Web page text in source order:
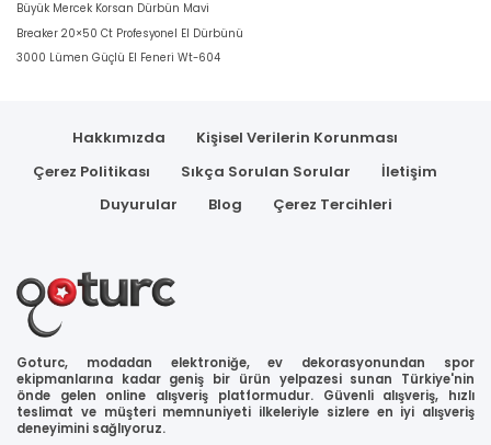
Büyük Mercek Korsan Dürbün Mavi
Breaker 20×50 Ct Profesyonel El Dürbünü
3000 Lümen Güçlü El Feneri Wt-604
Hakkımızda
Kişisel Verilerin Korunması
Çerez Politikası
Sıkça Sorulan Sorular
İletişim
Duyurular
Blog Çerez Tercihleri
Goturc, modadan elektroniğe, ev dekorasyonundan spor
ekipmanlarına kadar geniş bir ürün yelpazesi sunan Türkiye'nin
önde gelen online alışveriş platformudur. Güvenli alışveriş, hızlı
teslimat ve müşteri memnuniyeti ilkeleriyle sizlere en iyi alışveriş
deneyimini sağlıyoruz.